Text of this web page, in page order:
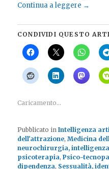
Continua a leggere →
CONDIVIDI QUESTO
Caricamento...
Pubblicato in Intelligenza
dell'attrazione,Medicina
neurochirurgia,
psicoterapia,Psico-
dipendenza, Sessualità,